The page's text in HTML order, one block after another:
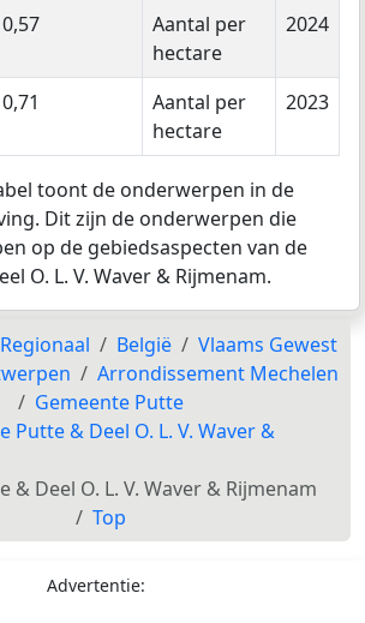
0,57
Aantal per
hectare
2024
0,71
Aantal per
hectare
2023
toont de onderwerpen in de
Dit zijn de onderwerpen die
op de gebiedsaspecten van de
O. L. V. Waver & Rijmenam.
Regionaal België
Vlaams Gewest
Arrondissement Mechelen
Gemeente Putte
Putte & Deel O. L. V. Waver &
& Deel O. L. V. Waver & Rijmenam
Top
Advertentie: